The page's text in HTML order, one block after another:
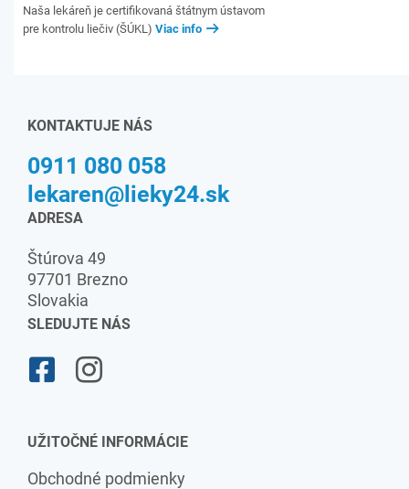
Naša lekáreň je certifikovaná štátnym ústavom
pre kontrolu liečiv (ŠÚKL) Viac info
KONTAKTUJE NÁS
0911 080 058
lekaren@lieky24.sk
ADRESA
Štúrova 49
97701 Brezno
Slovakia
SLEDUJTE NÁS
UŽITOČNÉ INFORMÁCIE
Obchodné podmienky